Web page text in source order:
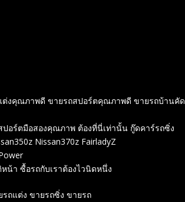
งคุณภาพดี ขายรถสปอร์ตคุณภาพดี ขายรถบ้านคัด
อร์ตมือสองคุณภาพ ต้องที่นี่เท่านั้น กู๊ดคาร์รถซิ่ง
Nissan370z FairladyZ
น้า ซื้อรถกับเราต้องไวนิดหนึ่ง
ถแต่ง ขายรถซิ่ง ขายรถ